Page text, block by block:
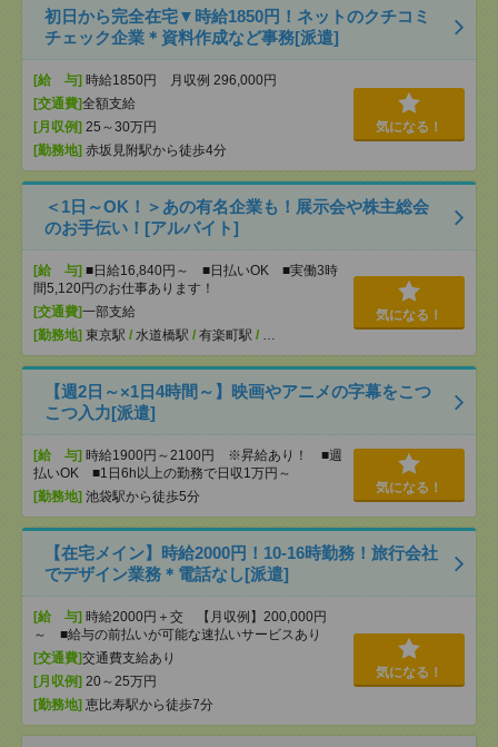
初日から完全在宅▼時給1850円！ネットのクチコミ
チェック企業＊資料作成など事務[派遣]
[給 与] 時給1850円 月収例 296,000円
[交通費]全額支給
[月収例] 25～30万円
[勤務地] 赤坂見附駅から徒歩4分
気になる！
＜1日～OK！＞あの有名企業も！展示会や株主総会
のお手伝い！[アルバイト]
[給 与] ■日給16,840円～ ■日払いOK ■実働3時
間5,120円のお仕事あります！
[交通費]一部支給
[勤務地] 東京駅 / 水道橋駅 / 有楽町駅 / …
気になる！
【週2日～×1日4時間～】映画やアニメの字幕をこつ
こつ入力[派遣]
[給 与] 時給1900円～2100円 ※昇給あり！ ■週
払いOK ■1日6h以上の勤務で日収1万円～
[勤務地] 池袋駅から徒歩5分
気になる！
【在宅メイン】時給2000円！10-16時勤務！旅行会社
でデザイン業務＊電話なし[派遣]
[給 与] 時給2000円＋交 【月収例】200,000円
～ ■給与の前払いが可能な速払いサービスあり
[交通費]交通費支給あり
[月収例] 20～25万円
[勤務地] 恵比寿駅から徒歩7分
気になる！